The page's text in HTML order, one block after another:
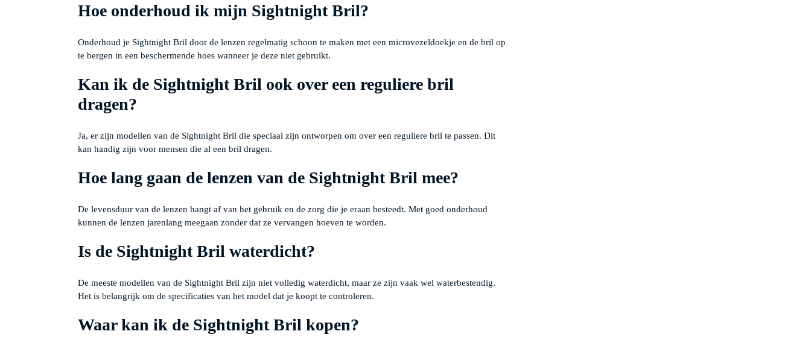
Hoe onderhoud ik mijn Sightnight Bril?
Onderhoud je Sightnight Bril door de lenzen regelmatig schoon te maken met een microvezeldoekje en de bril op
te bergen in een beschermende hoes wanneer je deze niet gebruikt.
Kan ik de Sightnight Bril ook over een reguliere bril
dragen?
Ja, er zijn modellen van de Sightnight Bril die speciaal zijn ontworpen om over een reguliere bril te passen. Dit
kan handig zijn voor mensen die al een bril dragen.
Hoe lang gaan de lenzen van de Sightnight Bril mee?
De levensduur van de lenzen hangt af van het gebruik en de zorg die je eraan besteedt. Met goed onderhoud
kunnen de lenzen jarenlang meegaan zonder dat ze vervangen hoeven te worden.
Is de Sightnight Bril waterdicht?
De meeste modellen van de Sightnight Bril zijn niet volledig waterdicht, maar ze zijn vaak wel waterbestendig.
Het is belangrijk om de specificaties van het model dat je koopt te controleren.
Waar kan ik de Sightnight Bril kopen?